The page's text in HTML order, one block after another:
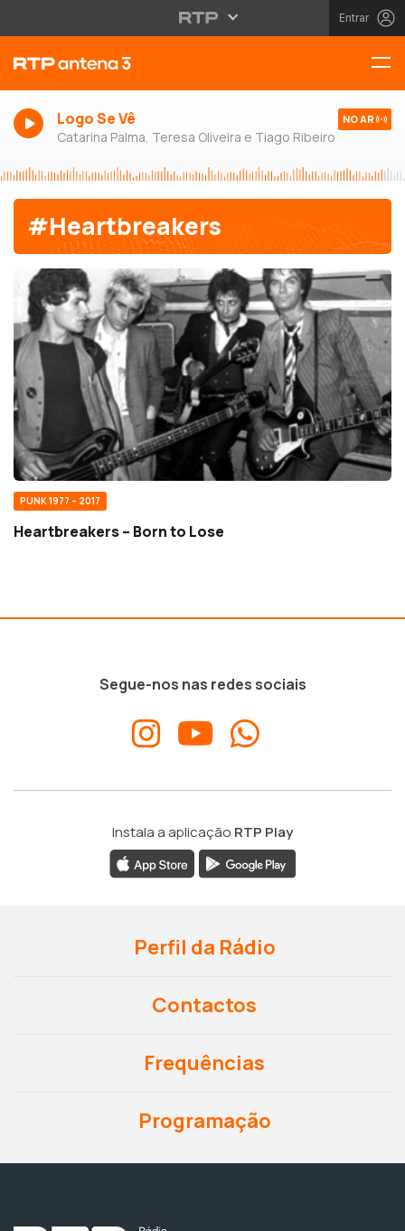
Entrar
Logo Se Vê
Catarina Palma, Teresa Oliveira e Tiago Ribeiro
NO AR
#Heartbreakers
PUNK 1977 – 2017
Heartbreakers – Born to Lose
Segue-nos nas redes sociais
Instala a aplicação RTP Play
Perfil da Rádio
Contactos
Frequências
Programação